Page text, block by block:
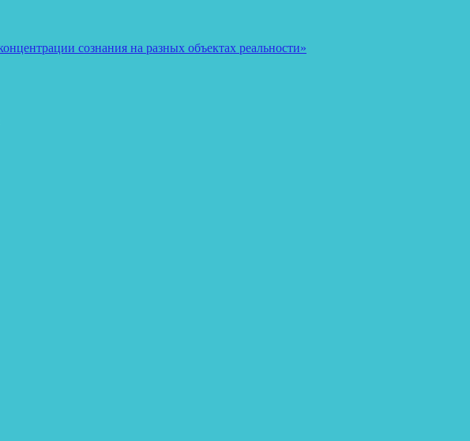
сознания на разных объектах реальности»